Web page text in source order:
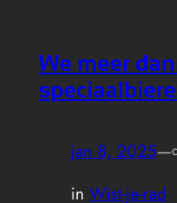
We meer
jan 8, 2025—
in Wist-je-rad